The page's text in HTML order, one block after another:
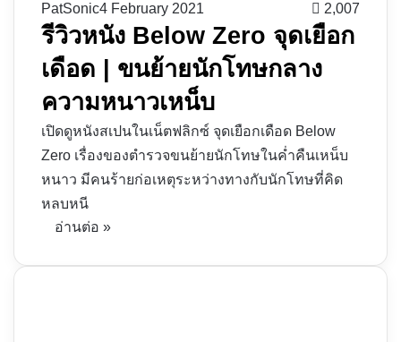
PatSonic4 February 2021 2,007
รีวิวหนัง Below Zero จุดเยือก
เดือด | ขนย้ายนักโทษกลาง
ความหนาวเหน็บ
เปิดดูหนังสเปนในเน็ตฟลิกซ์ จุดเยือกเดือด Below
Zero เรื่องของตำรวจขนย้ายนักโทษในค่ำคืนเหน็บ
หนาว มีคนร้ายก่อเหตุระหว่างทางกับนักโทษที่คิด
หลบหนี
อ่านต่อ »